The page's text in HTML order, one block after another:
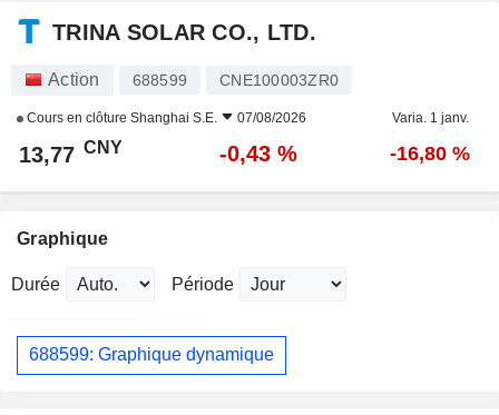
TRINA SOLAR CO., LTD.
Action 688599 CNE100003ZR0
Cours en clôture Shanghai S.E. 07/08/2026 Varia. 1 janv.
13,77 CNY -0,43 % -16,80 %
Graphique
Durée Période
688599: Graphique dynamique